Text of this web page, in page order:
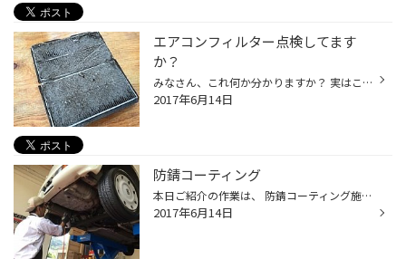
エアコンフィルター点検してます
か？
みなさん、これ何か分かりますか？ 実はこれエアコンフィルターなんです！ 新車から一度も点検していなかったようで、 ホコリがびっちりと詰まってしまって、 こんな状態になってしまっていました。。 車検や一般整備では点検項目ではないので、 見落とされがちなエアコンフィルター点検 みなさまは...
2017年6月14日
防錆コーティング
本日ご紹介の作業は、 防錆コーティング施工作業です。 葉山、逗子、鎌倉エリアは湘南の海風が気持ち良い場所ですが、 クルマには潮風はサビの原因となってしまいます。 そこでオススメなのが、防錆コーティング。 専用の液剤を噴霧してクルマの下回りをコーティングしていきます。 塗装ではないの...
2017年6月14日